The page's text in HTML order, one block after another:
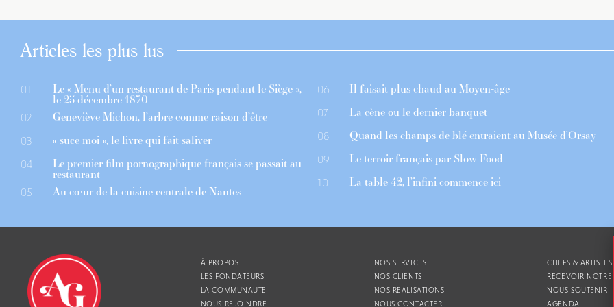
Articles les plus lus
01 Le « Menu d’un restaurant de Paris pendant le Siège »,
le 25 décembre 1870
02 Geneviève Michon, l’arbre comme raison d’être
03 « suce moi », le livre qui fait saliver
04 Le premier film pornographique français se passait au
restaurant
05 Au cœur de la cuisine centrale de Nantes
06 Il faisait plus chaud au Moyen-âge
07 La cène ou le dernier banquet
08 Quand les champs de blé entraient au Musée d’Orsay
09 Le terroir français par Slow Food
10 La table 42, l’infini commence ici
À PROPOS
LES FONDATEURS
LA COMMUNAUTÉ
NOUS REJOINDRE
NOS SERVICES
NOS CLIENTS
NOS RÉALISATIONS
NOUS CONTACTER
CHEFS & ARTISTES
RECEVOIR NOTRE
NOUS SOUTENIR
AGENDA